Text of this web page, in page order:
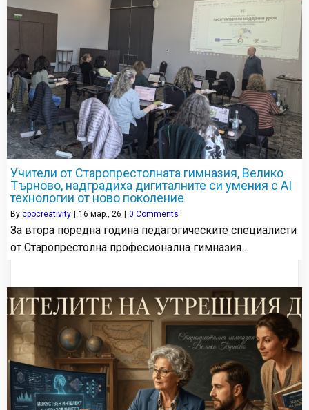
Учители от Старопрестолната гимназия, Велико
Търново, надградиха дигиталните си умения с AI
технологии от ново поколение
By cpocreativity | 16 мар., 26 | 0 Comments
За втора поредна година педагогическите специалисти
от Старопрестолна професионална гимназия…